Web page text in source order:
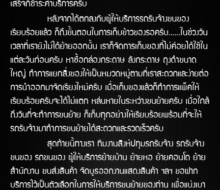
เสร็จก็ชำระค่าบริการครับ
หลังจากได้ตกลงกับผู้ให้บริการรถรับจ้างขนของ
เรียบร้อยแล้ว ก็ถึงขั้นตอนในการเก็บข้าวของรอครับ......ในช่วงวัน
เวลาที่เรายังไม่ได้ย้ายออกนั้น เราก็จัดการเก็บของที่ไม่ค่อยได้ใช้ใน
แต่ละวันก่อนครับ หาซื้อกล่องกระดาษ ลังกระดาษ ถุงดำขนาด
ใหญ่ ทำการแยกสิ่งของให้เป็นหมวดหมู่ตามที่เราสะดวกและง่ายต่อ
การนำออกมาจัดเรียงใหม่ครับ เมื่อเก็บของแล้วก็ทำการแพ็คให้
เรียบร้อยครับจะได้ไม่แตก หล่นหายในระหว่างขนย้ายครับ เมื่อใกล้
ถึงวันที่จะทำการขนย้าย ก็เก็บทุกอย่างให้เรียบร้อยพร้อมที่จะให้
รถรับจ้างมาทำการขนย้ายได้สะดวกและรวดเร็วครับ
สุดท้ายนี้ทางเรา ทีมงานสิงห์ปทุมรถรับจ้าง รถรับจ้าง
ขนของ รถขนของ ผู้ให้บริการย้ายบ้าน ย้ายหอ ย้ายคอนโด ย้าย
สำนักงาน ขนส่งสินค้า จัดบูธออกงานแสดงสินค้า ฯลฯ ขอฝาก
บริการไว้เป็นตัวเลือกในการให้บริการขนย้ายของท่าน เพื่อแบ่งเบา